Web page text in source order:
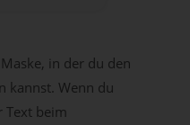
in der du den
kannst. Wenn du
Text beim